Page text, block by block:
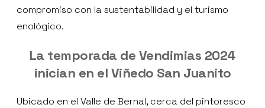
compromiso con la sustentabilidad y el turismo
enológico.
La temporada de Vendimias 2024
inician en el Viñedo San Juanito
Ubicado en el Valle de Bernal, cerca del pintoresco